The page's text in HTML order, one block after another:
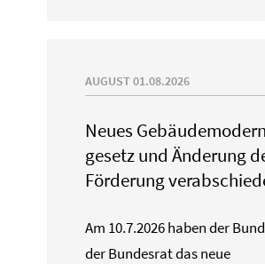
AUGUST 01.08.2026
Neues
gesetz und Änderung
Förderung
Am 10.7.2026 haben der
der Bundesrat das neue